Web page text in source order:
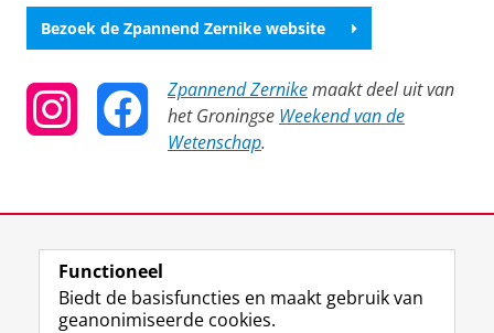
Bezoek de Zpannend Zernike website
Zpannend Zernikemaakt deel uit van
het Groningse Weekend van de
Wetenschap.
View this page in:English
Functioneel
Biedt de basisfuncties en maakt gebruik van
geanonimiseerde cookies.